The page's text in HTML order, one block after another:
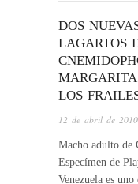
DOS
LAGARTOS
LOS
12 de abril de 2010
Macho adulto de
Especímen de
Venezuela es